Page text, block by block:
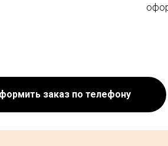
заказ по телефону